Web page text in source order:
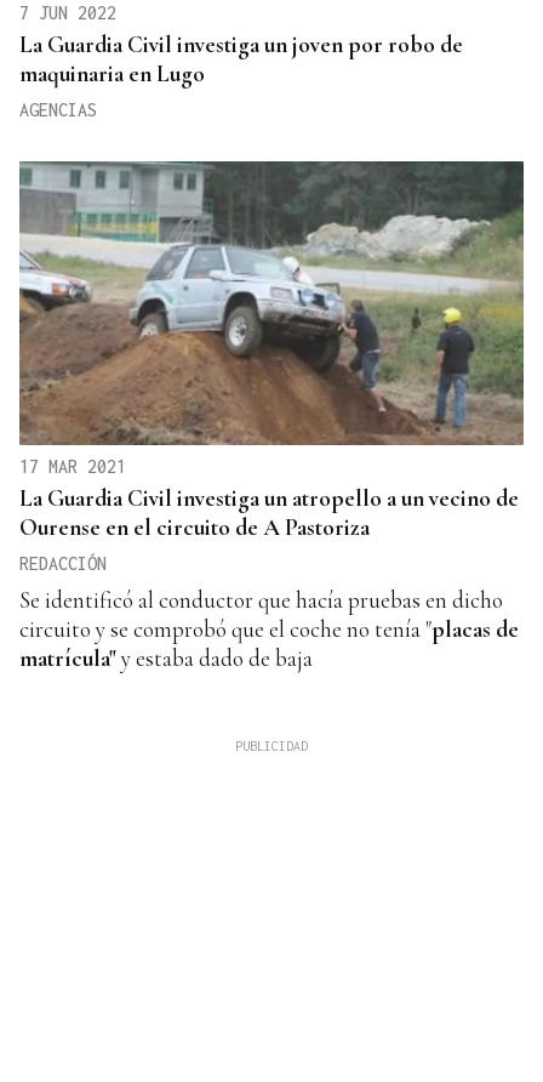
7 JUN 2022
La Guardia Civil investiga un joven por robo de
maquinaria en Lugo
AGENCIAS
17 MAR 2021
La Guardia Civil investiga un atropello a un vecino de
Ourense en el circuito de A Pastoriza
REDACCIÓN
Se identificó al conductor que hacía pruebas en dicho
circuito y se comprobó que el coche no tenía "placas de
matrícula"y estaba dado de baja